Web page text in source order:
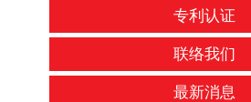
专利认证
联络我们
最新消息